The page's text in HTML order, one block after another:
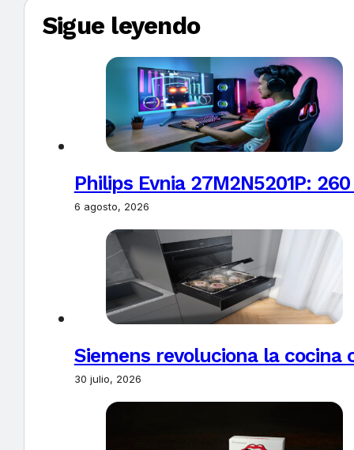
Sigue leyendo
Philips Evnia 27M2N5201P:
6 agosto, 2026
Siemens revoluciona la
30 julio, 2026